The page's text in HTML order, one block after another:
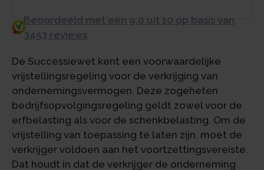
Beoordeeld met een 9.0 uit 10 op basis van
3453 reviews
De Successiewet kent een voorwaardelijke
vrijstellingsregeling voor de verkrijging van
ondernemingsvermogen. Deze zogeheten
bedrijfsopvolgingsregeling geldt zowel voor de
erfbelasting als voor de schenkbelasting. Om de
vrijstelling van toepassing te laten zijn, moet de
verkrijger voldoen aan het voortzettingsvereiste.
Dat houdt in dat de verkrijger de onderneming